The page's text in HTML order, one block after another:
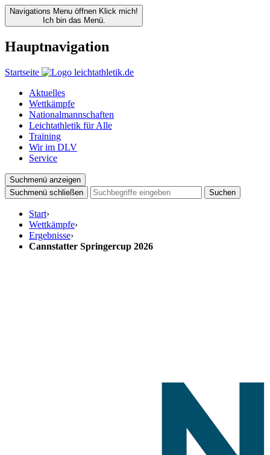
Navigations Menu öffnen Klick mich!
Ich bin das Menü.
Hauptnavigation
Startseite
Aktuelles
Wettkämpfe
Nationalmannschaften
Leichtathletik für Alle
Training
Wir im DLV
Service
Suchmenü anzeigen
Suchmenü schließen
Suchen
Start›
Wettkämpfe›
Ergebnisse›
Cannstatter Springercup 2026